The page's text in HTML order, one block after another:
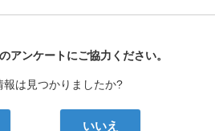
び
アンケートにご協力ください。
報は見つかりましたか?
いいえ